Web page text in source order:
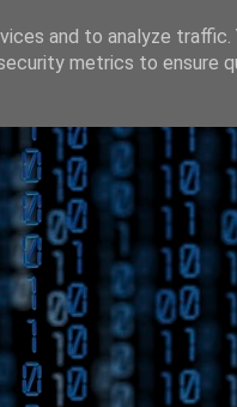
and to analyze traffic.
metrics to ensure